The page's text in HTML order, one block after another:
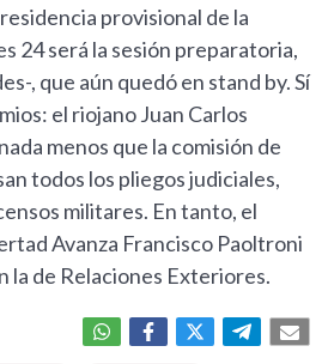
provisional de la
24 será la sesión preparatoria,
, que aún quedó en stand by. Sí
el riojano Juan Carlos
menos que la comisión de
todos los pliegos judiciales,
militares. En tanto, el
Avanza Francisco Paoltroni
la de Relaciones Exteriores.